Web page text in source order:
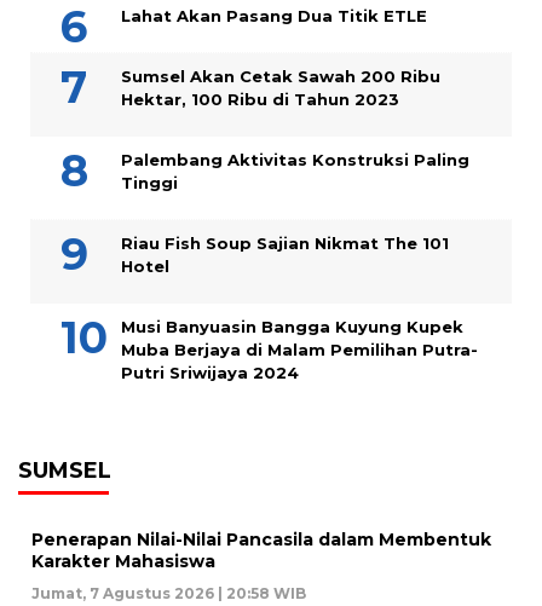
Lahat Akan Pasang Dua Titik ETLE
Sumsel Akan Cetak Sawah 200 Ribu
Hektar, 100 Ribu di Tahun 2023
Palembang Aktivitas Konstruksi Paling
Tinggi
Riau Fish Soup Sajian Nikmat The 101
Hotel
Musi Banyuasin Bangga Kuyung Kupek
Muba Berjaya di Malam Pemilihan Putra-
Putri Sriwijaya 2024
SUMSEL
Penerapan Nilai-Nilai Pancasila dalam Membentuk
Karakter Mahasiswa
Jumat, 7 Agustus 2026 | 20:58 WIB